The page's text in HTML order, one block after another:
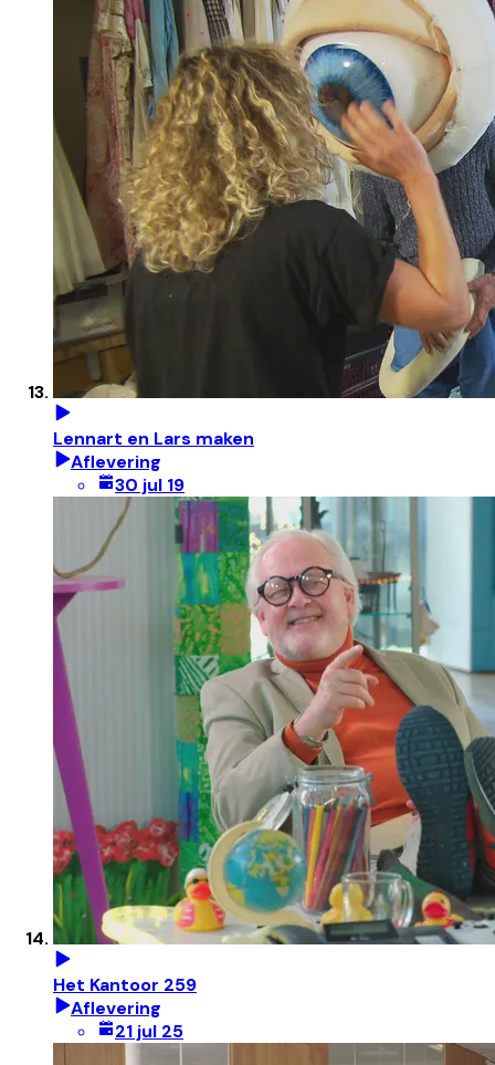
Lennart en Lars maken
Aflevering
30 jul 19
Het Kantoor 259
Aflevering
21 jul 25